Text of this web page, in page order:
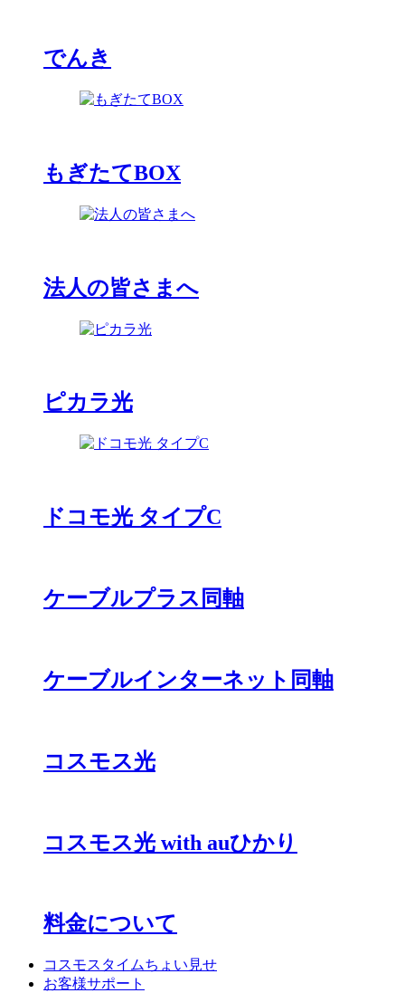
でんき
もぎたてBOX
法人の皆さまへ
ピカラ光
ドコモ光 タイプC
ケーブルプラス同軸
ケーブルインターネット同軸
コスモス光
コスモス光 with auひかり
料金について
コスモスタイムちょい見せ
お客様サポート